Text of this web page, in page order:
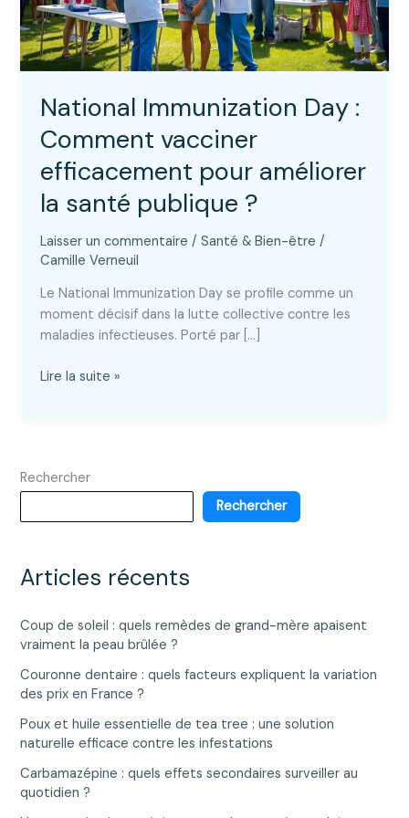
National Immunization Day :
Comment vacciner
efficacement pour améliorer
la santé publique ?
Laisser un commentaire /Santé & Bien-être /
Camille Verneuil
Le National Immunization Day se profile comme un
moment décisif dans la lutte collective contre les
maladies infectieuses. Porté par […]
National
vacciner
pour
santé
?
Lire la suite »
Rechercher
Rechercher
Articles récents
Coup de soleil : quels remèdes de grand-mère apaisent
vraiment la peau brûlée ?
Couronne dentaire : quels facteurs expliquent la variation
des prix en France ?
Poux et huile essentielle de tea tree : une solution
naturelle efficace contre les infestations
Carbamazépine : quels effets secondaires surveiller au
quotidien ?